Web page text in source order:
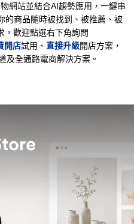
網站並結合AI趨勢應用，一鍵串
的商品隨時被找到、被推薦、被
，歡迎點選右下角詢問
開店試用、 直接升級開店方案，
及全通路電商解決方案。